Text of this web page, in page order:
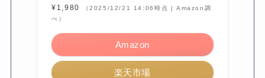
¥1,980
（2025/12/21 14:06時点 | Amazon調
べ）
Amazon
楽天市場